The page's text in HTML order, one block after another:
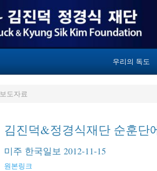
우리의 독도
보도자료
김진덕&정경식재단 순훈단
미주 한국일보 2012-11-15
원본링크